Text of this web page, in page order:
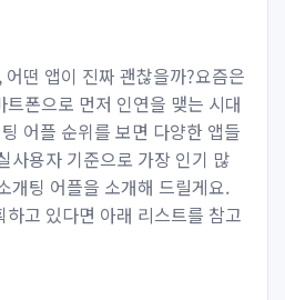
떤 앱이 진짜 괜찮을까?요즘은
폰으로 먼저 인연을 맺는 시대
어플 순위를 보면 다양한 앱들
사용자 기준으로 가장 인기 많
개팅 어플을 소개해 드릴게요.
고 있다면 아래 리스트를 참고